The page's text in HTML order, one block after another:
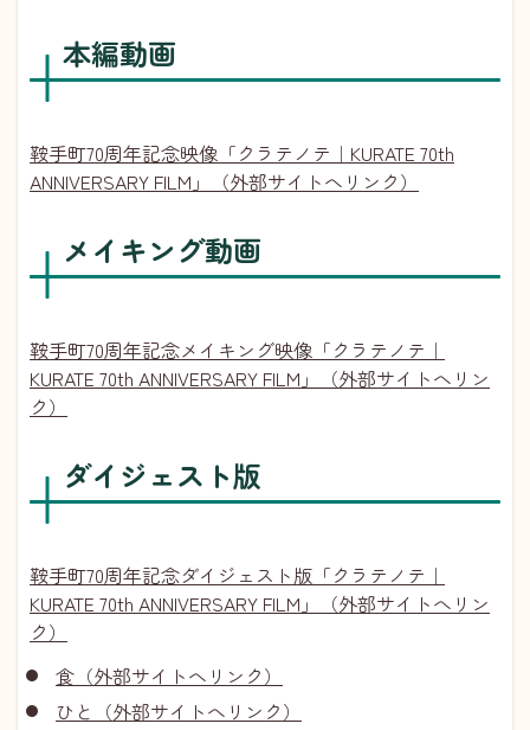
本編動画
鞍手町70周年記念映像「クラテノテ｜KURATE 70th
ANNIVERSARY FILM」（外部サイトへリンク）
メイキング動画
鞍手町70周年記念メイキング映像「クラテノテ｜
KURATE 70th ANNIVERSARY FILM」（外部サイトへリン
ク）
ダイジェスト版
鞍手町70周年記念ダイジェスト版「クラテノテ｜
KURATE 70th ANNIVERSARY FILM」（外部サイトへリン
ク）
食（外部サイトへリンク）
ひと（外部サイトへリンク）